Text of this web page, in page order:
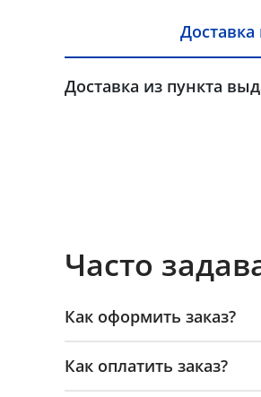
Доставка из пункта
Часто
Как оформить заказ?
Как оплатить заказ?